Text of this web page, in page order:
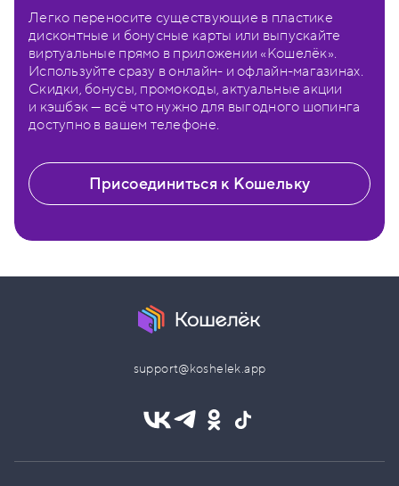
Легко переносите существующие в пластике
дисконтные и бонусные карты или выпускайте
виртуальные прямо в приложении «Кошелёк».
Используйте сразу в онлайн- и офлайн-магазинах.
Скидки, бонусы, промокоды, актуальные акции
и кэшбэк — всё что нужно для выгодного шопинга
доступно в вашем телефоне.
Присоединиться к Кошельку
support@koshelek.app